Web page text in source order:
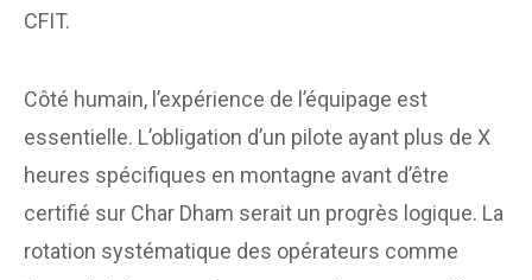
CFIT.
Côté humain, l’expérience de l’équipage est
essentielle. L’obligation d’un pilote ayant plus de X
heures spécifiques en montagne avant d’être
certifié sur Char Dham serait un progrès logique. La
rotation systématique des opérateurs comme